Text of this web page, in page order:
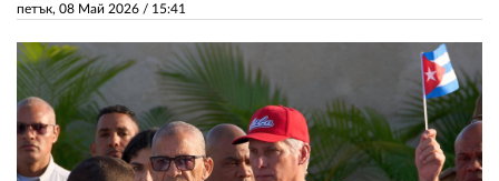
петък, 08 Май 2026 / 15:41
АВТОРИ
РЕДАКЦИЯ
КОНТАКТИ